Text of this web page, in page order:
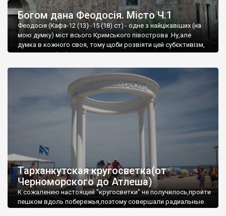
Богом дана Феодосія. Місто Ч.1
Феодосія (Кафа-12 (13) -15 (18) ст) - одне з найцікавіших (на
мою думку) міст всього Кримського півострова .Ну,але
думка в кожного своя, тому щоби розвіяти цей субєктивізм,
запрошую відвідати це
Тарханкутская кругосветка(от
Черноморского до Атлеша)
К сожалению настоящей "кругосветки" не получилось,пройти
пешком вдоль побережья,поэтому совершали радиальные